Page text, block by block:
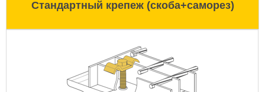
Стандартный крепеж (скоба+саморез)